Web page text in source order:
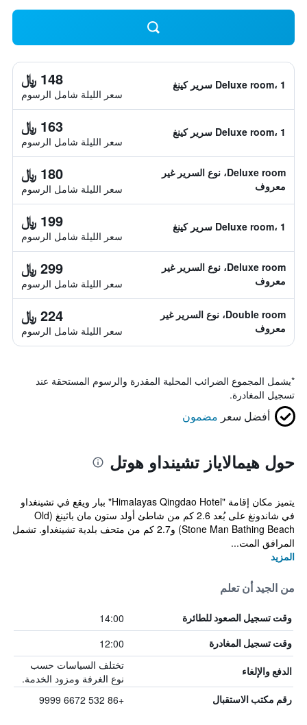
Deluxe room، 1 سرير كينغ 148 ﷼
سعر الليلة شامل الرسوم
Deluxe room، 1 سرير كينغ 163 ﷼
سعر الليلة شامل الرسوم
Deluxe room، نوع السرير غير
معروف
180 ﷼
سعر الليلة شامل الرسوم
Deluxe room، 1 سرير كينغ 199 ﷼
سعر الليلة شامل الرسوم
Deluxe room، نوع السرير غير
معروف
299 ﷼
سعر الليلة شامل الرسوم
Double room، نوع السرير غير
معروف
224 ﷼
سعر الليلة شامل الرسوم
*يشمل المجموع الضرائب المحلية المقدرة والرسوم المستحقة عند
تسجيل المغادرة.
أفضل سعر مضمون
حول هيمالاياز تشينداو هوتل
يتميز مكان إقامة "Himalayas Qingdao Hotel" ببار ويقع في تشينغداو
في شاندونغ على بُعد 2.6 كم من شاطئ أولد ستون مان باثينغ (Old
Stone Man Bathing Beach) و2.7 كم من متحف بلدية تشينغداو. تشمل
المرافق المت...
المزيد
من الجيد أن تعلم
وقت تسجيل الصعود للطائرة 14:00
وقت تسجيل المغادرة 12:00
الدفع والإلغاء
تختلف السياسات حسب
نوع الغرفة ومزود الخدمة.
رقم مكتب الاستقبال +86 532 6672 9999